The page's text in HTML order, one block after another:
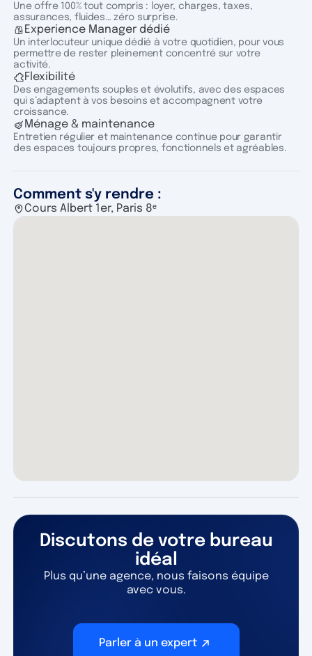
Une offre 100% tout compris : loyer, charges, taxes,
assurances, fluides… zéro surprise.
Experience Manager dédié
Un interlocuteur unique dédié à votre quotidien, pour vous
permettre de rester pleinement concentré sur votre
activité.
Flexibilité
Des engagements souples et évolutifs, avec des espaces
qui s’adaptent à vos besoins et accompagnent votre
croissance.
Ménage & maintenance
Entretien régulier et maintenance continue pour garantir
des espaces toujours propres, fonctionnels et agréables.
Comment s'y rendre :
Cours Albert 1er, Paris 8ᵉ
Discutons de votre bureau
idéal
Plus qu’une agence, nous faisons équipe
avec vous.
Parler à un expert